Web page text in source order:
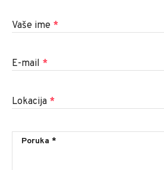
Vaše ime *
E-mail *
Lokacija *